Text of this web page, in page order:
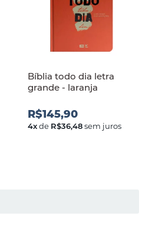
Bíblia todo dia letra
grande - laranja
R$145,90
4xde R$36,48sem juros